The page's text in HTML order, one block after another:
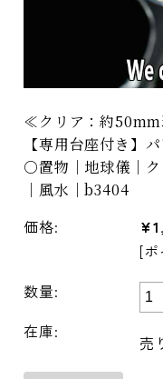
≪クリア：約
【専用台座付き】
○置物｜地球儀｜ク
｜風水｜b3404
価格:
[
数量:
在庫:
売